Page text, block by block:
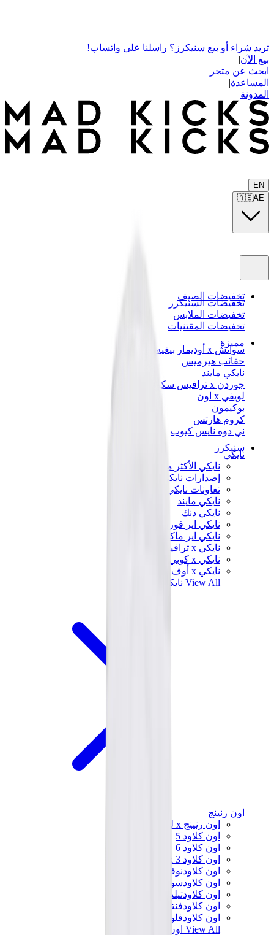
تريد شراء أو بيع سنيكرز؟ راسلنا على واتساب!
بيع الآن|
ابحث عن متجر |
المساعدة|
المدونة
EN
🇦🇪AE
تخفيضات الصيف
تخفيضات السنيكرز
تخفيضات الملابس
تخفيضات المقتنيات
مميزة
سواتش x أوديمار بيغيه
حقائب هيرميس
نايكي مايند
جوردن x ترافيس سكوت
لويفي x اون
بوكيمون
كروم هارتس
ني دوه نايس كيوب
سنيكرز
نايكي
نايكي الأكثر مبيعاً
إصدارات نايكي الجديدة
تعاونات نايكي
نايكي مايند
نايكي دنك
نايكي اير فورس 1
نايكي اير ماكس
نايكي x ترافيس سكوت
نايكي x كوبي براينت
نايكي x أوف وايت
View All نايكي
اون رنينج
اون رنينج x لويفي
اون كلاود 5
اون كلاود 6
اون كلاود x 3
اون كلاودنوفا
اون كلاودسولو
اون كلاودتيلت
اون كلاودفنتشر
اون كلاودفلو
View All اون رنينج